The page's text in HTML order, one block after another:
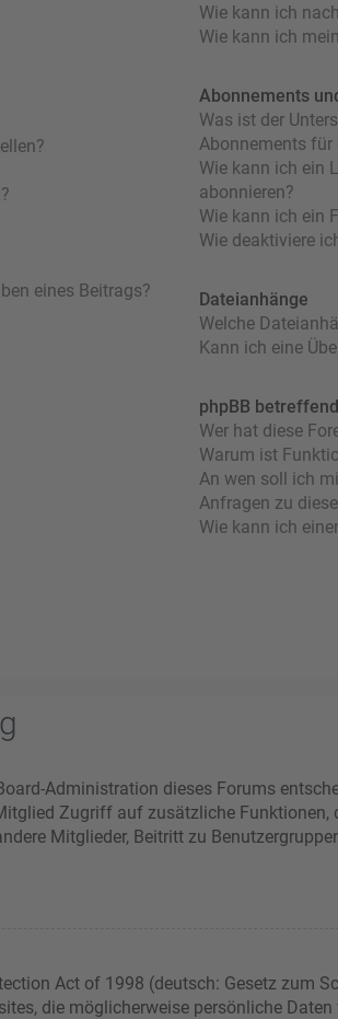
eines Beitrags?
Wie kann ich
Wie kann ich
Abonnements
Was ist der
Abonnements für
Wie kann ich ein
abonnieren?
Wie kann ich ein
Wie deaktiviere
Dateianhänge
Welche
Kann ich eine
phpBB
Wer hat diese
Warum ist
An wen soll ich
Anfragen zu
Wie kann ich
Administration dieses Forums
Zugriff auf zusätzliche
Mitglieder, Beitritt zu
Act of 1998 (deutsch: Gesetz zum
die möglicherweise persönliche